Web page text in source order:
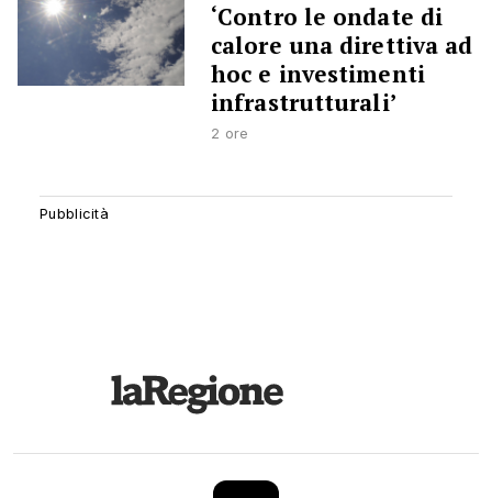
‘Contro le ondate di
calore una direttiva ad
hoc e investimenti
infrastrutturali’
2 ore